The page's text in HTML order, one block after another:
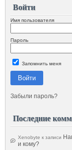
Войти
Имя пользователя
Пароль
Запомнить меня
Войти
Забыли пароль?
Последние
Xenobyte к записи
и кому?